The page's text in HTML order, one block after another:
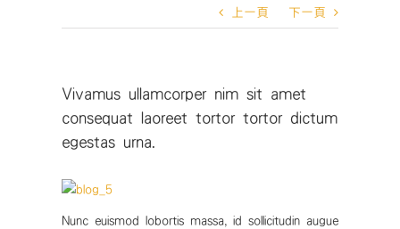
上一頁 下一頁
Vivamus ullamcorper nim sit amet
consequat laoreet tortor tortor dictum
egestas urna.
Nunc euismod lobortis massa, id sollicitudin augue